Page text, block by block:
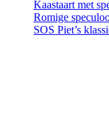
Kaastaart met
Romige
SOS Piet’s